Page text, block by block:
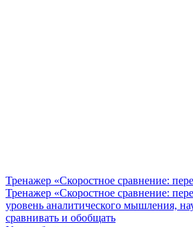
Тренажер «Скоростное сравнение:
Тренажер «Скоростное сравнение:
уровень аналитического мышления,
сравнивать и обобщать